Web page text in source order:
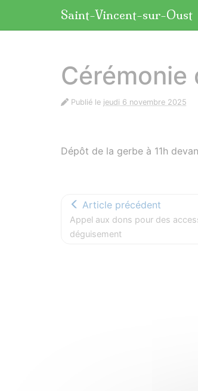
Saint-Vincent-sur-Oust
Cérémonie
Publié le jeudi 6 novembre 2025
Dépôt de la gerbe à 11h
Article précédent
Appel aux dons pour des
déguisement
Panneau de gestion des cookies